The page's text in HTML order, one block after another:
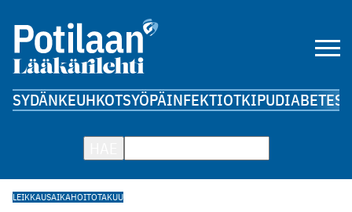
SYDÄNKEUHKOTSYÖPÄINFEKTIOTKIPUDIABETES
LEIKKAUSAIKAHOITOTAKUU